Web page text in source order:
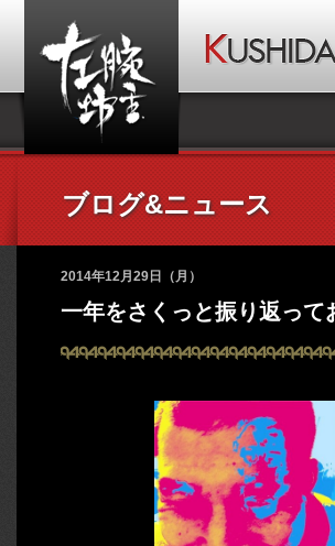
ブログ&ニュース
2014年12月29日（月）
一年をさくっと振り返って